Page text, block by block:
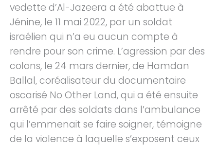
vedette d’Al-Jazeera a été abattue à
Jénine, le 11 mai 2022, par un soldat
israélien qui n’a eu aucun compte à
rendre pour son crime. L’agression par des
colons, le 24 mars dernier, de Hamdan
Ballal, coréalisateur du documentaire
oscarisé No Other Land, qui a été ensuite
arrêté par des soldats dans l’ambulance
qui l’emmenait se faire soigner, témoigne
de la violence à laquelle s’exposent ceux